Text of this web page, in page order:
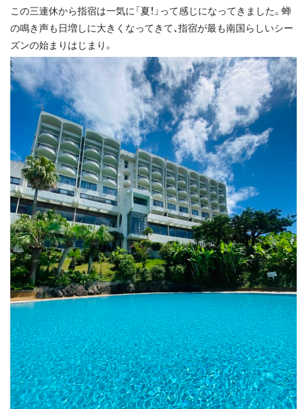
この三連休から指宿は一気に「夏！」って感じになってきました。蝉
の鳴き声も日増しに大きくなってきて、指宿が最も南国らしいシー
ズンの始まりはじまり。